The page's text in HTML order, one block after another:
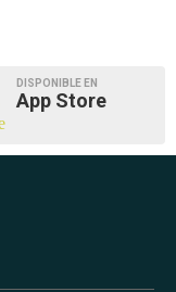
DISPONIBLE EN
App Store